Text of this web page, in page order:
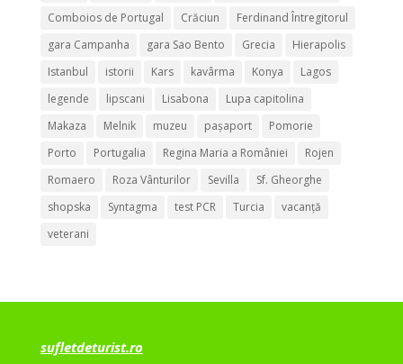
Comboios de Portugal
Crăciun
Ferdinand Întregitorul
gara Campanha
gara Sao Bento Grecia
Hierapolis
Istanbul
istorii Kars kavârma Konya
Lagos
legende
lipscani Lisabona
Lupa capitolina
Makaza
Melnik muzeu pașaport
Pomorie
Porto
Portugalia Regina Maria a României
Rojen
Romaero
Roza Vânturilor Sevilla
Sf. Gheorghe
shopska
Syntagma test PCR Turcia
vacanță
veterani
sufletdeturist.ro